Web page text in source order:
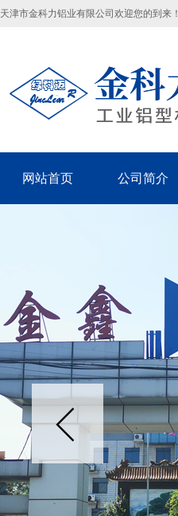
天津市金科力铝业有限公司欢迎您的到来！
网站首页 公司简介